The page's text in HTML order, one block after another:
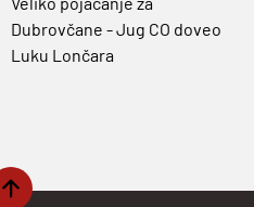
Dubrovčane - Jug CO doveo
Luku Lončara